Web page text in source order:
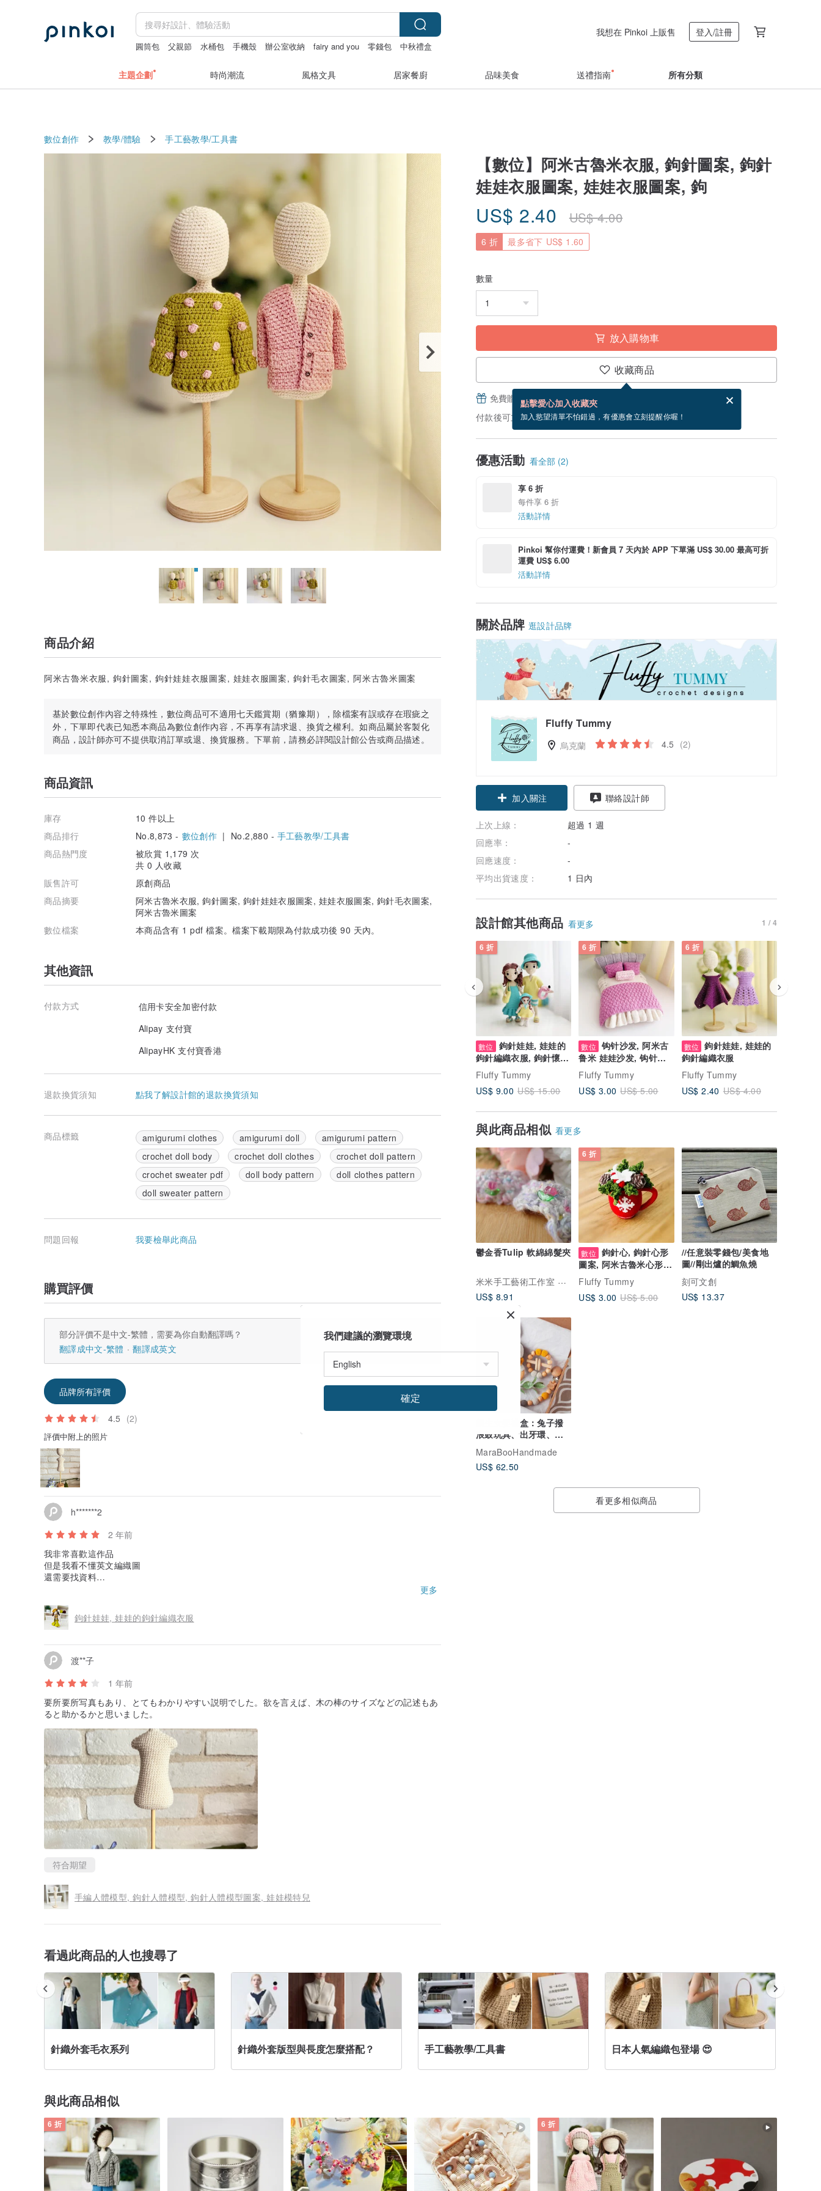
圓筒包 父親節 水桶包 手機殼 辦公室收納 fairy and you 零錢包 中秋禮盒
我想在 Pinkoi 上販售 登入/註冊
主題企劃 時尚潮流 風格文具 居家餐廚 品味美食 送禮指南 所有分類
數位創作 教學/體驗 手工藝教學/工具書
【數位】阿米古魯米衣服, 鉤針圖案, 鉤針
娃娃衣服圖案, 娃娃衣服圖案, 鉤
US$ 2.40 US$4.00
6 折 最多省下 US$ 1.60
數量
放入購物車
收藏商品
點擊愛心加入收藏夾
加入慾望清單不怕錯過，有優惠會立刻提醒你喔！
免費贈送電子賀卡，結帳完成後填寫
付款後可立即下載檔案。
優惠活動 看全部 (2)
享 6 折
每件享 6 折
活動詳情
Pinkoi 幫你付運費！新會員 7 天內於 APP 下單滿 US$ 30.00 最高可折
運費 US$ 6.00
活動詳情
關於品牌 逛設計品牌
Fluffy Tummy
烏克蘭 4.5 (2)
加入關注 聯絡設計師
上次上線：
超過 1 週
回應率：
-
回應速度：
-
平均出貨速度：
1 日內
設計館其他商品 看更多 1 / 4
6 折
數位
鉤針娃娃, 娃娃的
鉤針編織衣服, 鉤針懷孕
娃娃圖案
Fluffy Tummy
US$ 9.00 US$ 15.00
6 折
數位 钩针沙发, 阿米古
鲁米 娃娃沙发, 钩针娃
娃家具
Fluffy Tummy
US$ 3.00 US$ 5.00
6 折
數位
鉤針娃娃, 娃娃的
鉤針編織衣服
Fluffy Tummy
US$ 2.40 US$ 4.00
與此商品相似 看更多
鬱金香Tulip 軟綿綿髮夾
米米手工藝術工作室 Mira handicrafts & Art studios
US$ 8.91
6 折
數位 鉤針心, 鉤針心形
圖案, 阿米古魯米心形圖
案, 阿米古魯米心
Fluffy Tummy
US$ 3.00 US$ 5.00
//任意裝零錢包/美食地
圖//剛出爐的鯛魚燒
刻可文創
US$ 13.37
新生女嬰禮盒：兔子撥
浪鼓玩具、出牙環、奶
MaraBooHandmade
US$ 62.50
看更多相似商品
商品介紹
阿米古魯米衣服, 鉤針圖案, 鉤針娃娃衣服圖案, 娃娃衣服圖案, 鉤針毛衣圖案, 阿米古魯米圖案
基於數位創作內容之特殊性，數位商品可不適用七天鑑賞期（猶豫期），除檔案有誤或存在瑕疵之
外，下單即代表已知悉本商品為數位創作內容，不再享有請求退、換貨之權利。如商品屬於客製化
商品，設計師亦可不提供取消訂單或退、換貨服務。下單前，請務必詳閱設計館公告或商品描述。
商品資訊
庫存
10 件以上
商品排行
No.8,873 - 數位創作| No.2,880 - 手工藝教學/工具書
商品熱門度
被欣賞 1,179 次
共 0 人收藏
販售許可
原創商品
商品摘要
阿米古魯米衣服, 鉤針圖案, 鉤針娃娃衣服圖案, 娃娃衣服圖案, 鉤針毛衣圖案,
阿米古魯米圖案
數位檔案
本商品含有 1 pdf 檔案。檔案下載期限為付款成功後 90 天內。
其他資訊
付款方式
信用卡安全加密付款
Alipay 支付寶
AlipayHK 支付寶香港
退款換貨須知 點我了解設計館的退款換貨須知
商品標籤 amigurumi clothes amigurumi doll
amigurumi pattern
crochet doll body
crochet doll clothes
crochet doll pattern
crochet sweater pdf
doll body pattern
doll clothes pattern
doll sweater pattern
問題回報 我要檢舉此商品
購買評價
部分評價不是中文-繁體，需要為你自動翻譯嗎？
翻譯成中文-繁體
翻譯成英文
品牌所有評價
4.5 (2)
評價中附上的照片
h*******2
2 年前
我非常喜歡這作品
但是我看不懂英文編織圖
還需要找資料
更多
鉤針娃娃, 娃娃的鉤針編織衣服
渡**子
1 年前
要所要所写真もあり、とてもわかりやすい説明でした。欲を言えば、木の棒のサイズなどの記述もあ
ると助かるかと思いました。
符合期望
手編人體模型, 鉤針人體模型, 鉤針人體模型圖案, 娃娃模特兒
看過此商品的人也搜尋了
針織外套毛衣系列 針織外套版型與長度怎麼搭配？ 手工藝教學/工具書 日本人氣編織包登場 😍
與此商品相似
6 折 6 折
我們建議的瀏覽環境
確定